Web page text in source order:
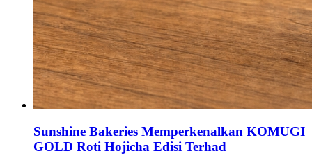
Sunshine Bakeries Memperkenalkan KOMUGI
GOLD Roti Hojicha Edisi Terhad